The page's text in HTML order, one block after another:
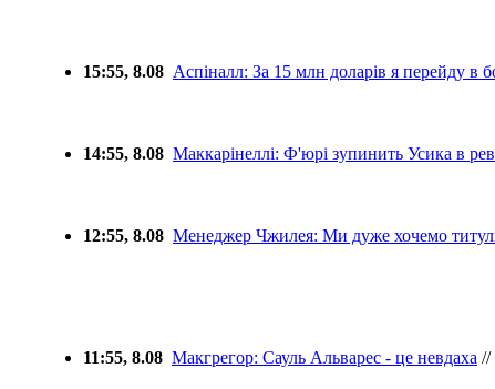
15:55, 8.08 Аспіналл: За 15 млн доларів я перейду в
14:55, 8.08 Маккарінеллі: Ф'юрі зупинить Усика в
12:55, 8.08 Менеджер Чжилея: Ми дуже хочемо
11:55, 8.08 Макгрегор: Сауль Альварес - це невдаха //